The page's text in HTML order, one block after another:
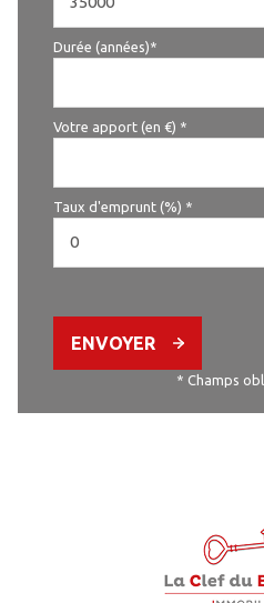
Durée (années)*
Votre apport (en €) *
Taux d'emprunt (%) *
ENVOYER
* Champs